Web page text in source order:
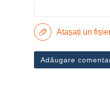
Atașați un
Adăugare